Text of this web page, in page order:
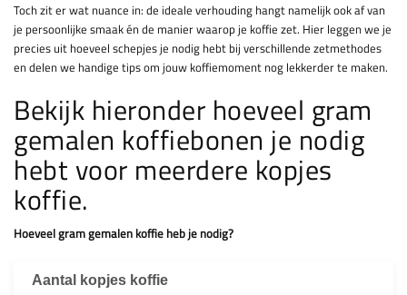
Toch zit er wat nuance in: de ideale verhouding hangt namelijk ook af van
je persoonlijke smaak én de manier waarop je koffie zet. Hier leggen we je
precies uit hoeveel schepjes je nodig hebt bij verschillende zetmethodes
en delen we handige tips om jouw koffiemoment nog lekkerder te maken.
Bekijk hieronder hoeveel gram
gemalen koffiebonen je nodig
hebt voor meerdere kopjes
koffie.
Hoeveel gram gemalen koffie heb je nodig?